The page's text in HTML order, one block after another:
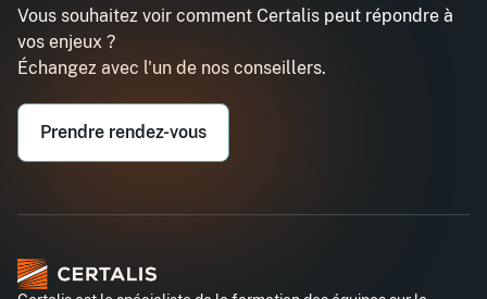
Email professionnel*
Téléphone professionnel*
Vous souhaitez voir comment Certalis peut répondre à
vos enjeux ?
Échangez avec l'un de nos conseillers.
Prendre rendez-vous